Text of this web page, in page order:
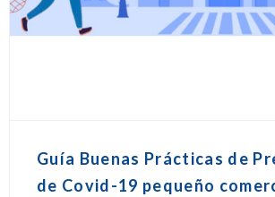
Guía Buenas Prácticas de
de Covid-19 pequeño